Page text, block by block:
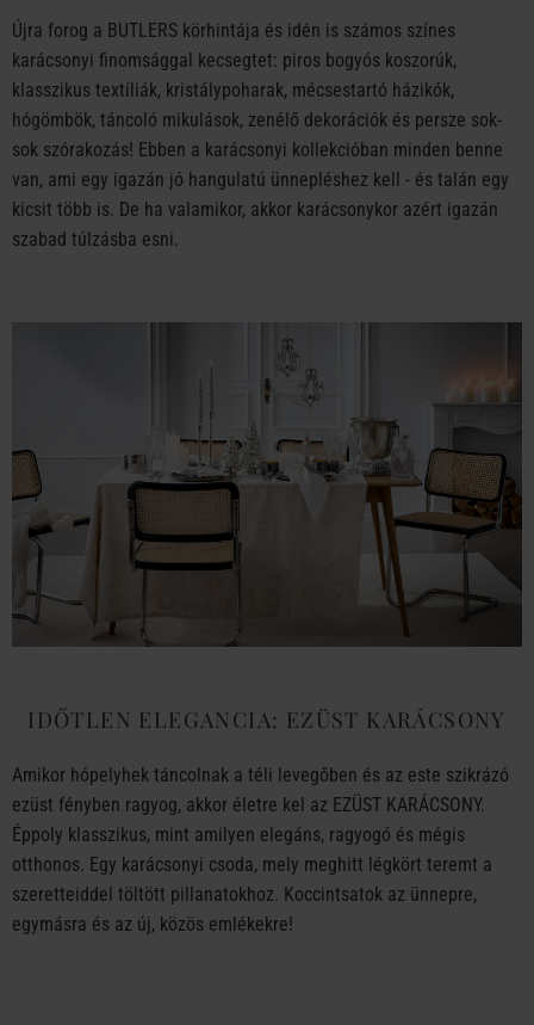
Újra forog a BUTLERS körhintája és idén is számos színes
karácsonyi finomsággal kecsegtet: piros bogyós koszorúk,
klasszikus textíliák, kristálypoharak, mécsestartó házikók,
hógömbök, táncoló mikulások, zenélő dekorációk és persze sok-
sok szórakozás! Ebben a karácsonyi kollekcióban minden benne
van, ami egy igazán jó hangulatú ünnepléshez kell - és talán egy
kicsit több is. De ha valamikor, akkor karácsonykor azért igazán
szabad túlzásba esni.
IDŐTLEN ELEGANCIA: EZÜST KARÁCSONY
Amikor hópelyhek táncolnak a téli levegőben és az este szikrázó
ezüst fényben ragyog, akkor életre kel az EZÜST KARÁCSONY.
Éppoly klasszikus, mint amilyen elegáns, ragyogó és mégis
otthonos. Egy karácsonyi csoda, mely meghitt légkört teremt a
szeretteiddel töltött pillanatokhoz. Koccintsatok az ünnepre,
egymásra és az új, közös emlékekre!